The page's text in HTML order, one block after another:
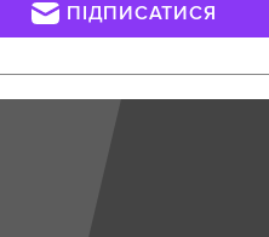
ПІДПИСАТИСЯ